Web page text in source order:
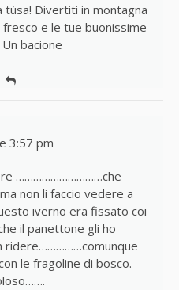
tùsa! Divertiti in montagna
e le tue buonissime
bacione
3:57 pm
…………………………che
non li faccio vedere a
iverno era fissato coi
il panettone gli ho
le fragoline di bosco.